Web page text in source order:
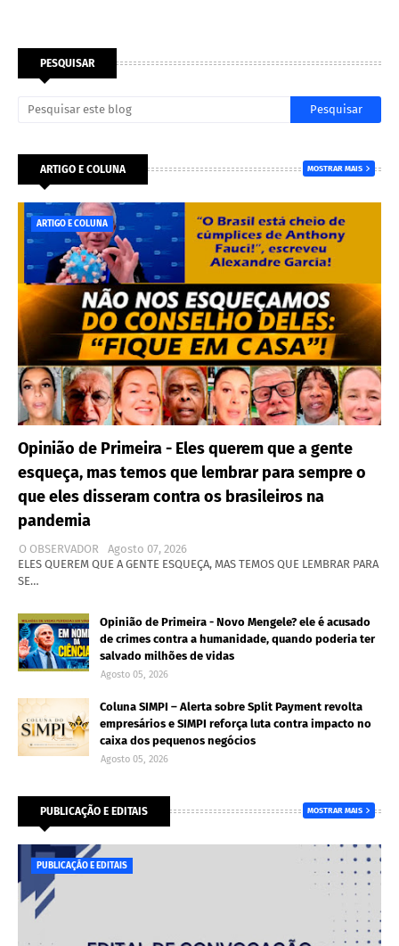
PESQUISAR
ARTIGO E COLUNA MOSTRAR MAIS
ARTIGO E COLUNA
Opinião de Primeira - Eles querem que a gente
esqueça, mas temos que lembrar para sempre o
que eles disseram contra os brasileiros na
pandemia
O OBSERVADOR
Agosto 07, 2026
ELES QUEREM QUE A GENTE ESQUEÇA, MAS TEMOS QUE LEMBRAR PARA
SE…
Opinião de Primeira - Novo Mengele? ele é acusado
de crimes contra a humanidade, quando poderia ter
salvado milhões de vidas
Agosto 05, 2026
Coluna SIMPI – Alerta sobre Split Payment revolta
empresários e SIMPI reforça luta contra impacto no
caixa dos pequenos negócios
Agosto 05, 2026
PUBLICAÇÃO E EDITAIS MOSTRAR MAIS
PUBLICAÇÃO E EDITAIS